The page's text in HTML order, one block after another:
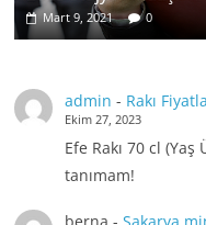
Mart 9, 2021 0
admin - Rakı
Ekim 27, 2023
Efe Rakı 70 cl
tanımam!